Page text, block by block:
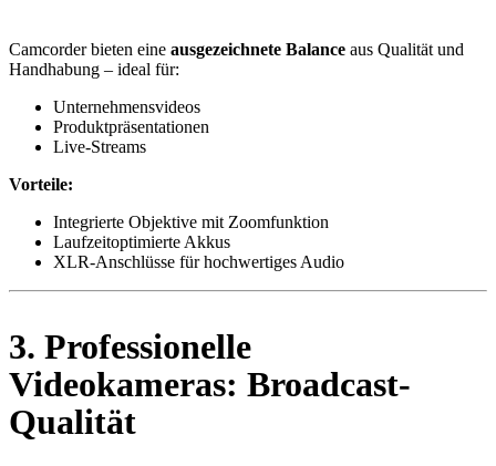
Camcorder bieten eine ausgezeichnete Balance aus Qualität und
Handhabung – ideal für:
Unternehmensvideos
Produktpräsentationen
Live-Streams
Vorteile:
Integrierte Objektive mit Zoomfunktion
Laufzeitoptimierte Akkus
XLR-Anschlüsse für hochwertiges Audio
3. Professionelle
Videokameras: Broadcast-
Qualität